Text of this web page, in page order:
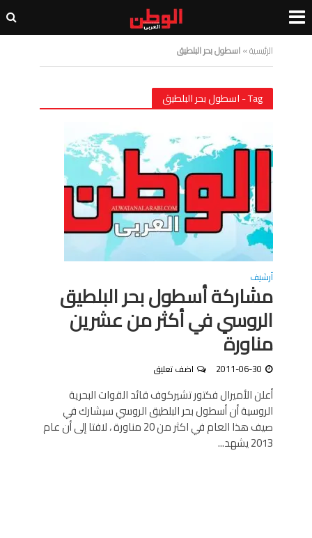
الرئيسية»اسطول بحر البلطيق
Tag - اسطول بحر البلطيق
أرشيف
مشاركة أسطول بحر البلطيق
الروسي في أكثر من عشرين
مناورة
2011-06-30 اضف تعليق
أعلن الأميرال فكتور تشيركوف قائد القوات البحرية
الروسية أن أسطول بحر البلطيق الروسي سيشارك في
صيف هذا العام في اكثر من 20 مناورة ، لافتا إلى أن عام
2013 يشهد...